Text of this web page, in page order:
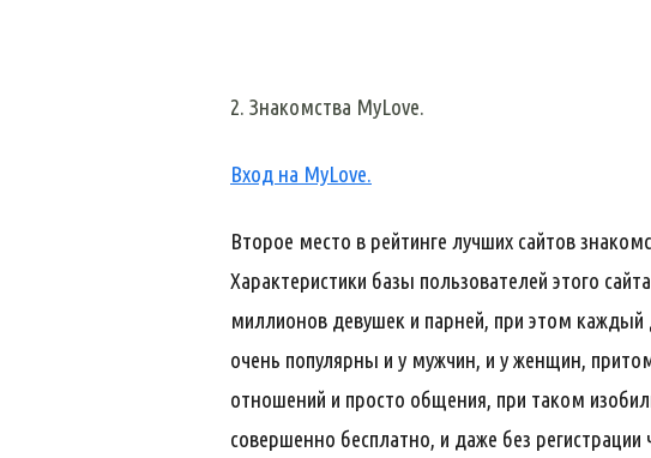
2. Знакомства MyLove.
Вход на MyLove.
Второе место в рейтинге лучших сайтов
Характеристики базы пользователей этого
миллионов девушек и парней, при этом каждый
очень популярны и у мужчин, и у женщин,
отношений и просто общения, при таком
совершенно бесплатно, и даже без регистрации